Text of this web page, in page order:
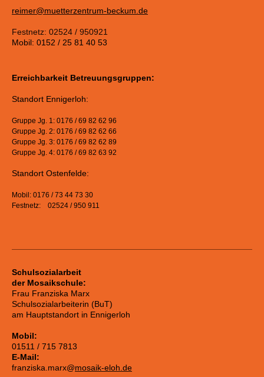
reimer@muetterzentrum-beckum.de
Festnetz: 02524 / 950921
Mobil: 0152 / 25 81 40 53
Erreichbarkeit Betreuungsgruppen:
Standort Ennigerloh:
Gruppe Jg. 1: 0176 / 69 82 62 96
Gruppe Jg. 2: 0176 / 69 82 62 66
Gruppe Jg. 3: 0176 / 69 82 62 89
Gruppe Jg. 4: 0176 / 69 82 63 92
Standort Ostenfelde:
Mobil: 0176 / 73 44 73 30
Festnetz: 02524 / 950 911
Schulsozialarbeit
der Mosaikschule:
Frau Franziska Marx
Schulsozialarbeiterin (BuT)
am Hauptstandort in Ennigerloh
Mobil:
01511 / 715 7813
E-Mail:
franziska.marx@mosaik-eloh.de